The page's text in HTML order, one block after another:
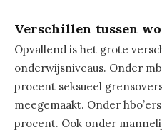
Verschillen tussen
Opvallend is het grote
onderwijsniveaus. Onder
procent seksueel
meegemaakt. Onder
procent. Ook onder